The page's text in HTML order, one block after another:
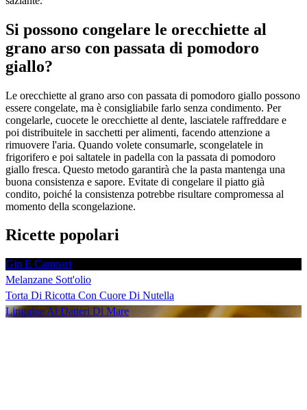
Si possono congelare le orecchiette al
grano arso con passata di pomodoro
giallo?
Le orecchiette al grano arso con passata di pomodoro giallo possono
essere congelate, ma è consigliabile farlo senza condimento. Per
congelarle, cuocete le orecchiette al dente, lasciatele raffreddare e
poi distribuitele in sacchetti per alimenti, facendo attenzione a
rimuovere l'aria. Quando volete consumarle, scongelatele in
frigorifero e poi saltatele in padella con la passata di pomodoro
giallo fresca. Questo metodo garantirà che la pasta mantenga una
buona consistenza e sapore. Evitate di congelare il piatto già
condito, poiché la consistenza potrebbe risultare compromessa al
momento della scongelazione.
Ricette popolari
Gin E Campari
Melanzane Sott'olio
Torta Di Ricotta Con Cuore Di Nutella
Linguine Ai Datteri Di Mare